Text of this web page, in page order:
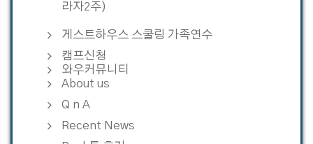
라자2주)
게스트하우스 스쿨링 가족연수
캠프신청
와우커뮤니티
About us
Q n A
Recent News